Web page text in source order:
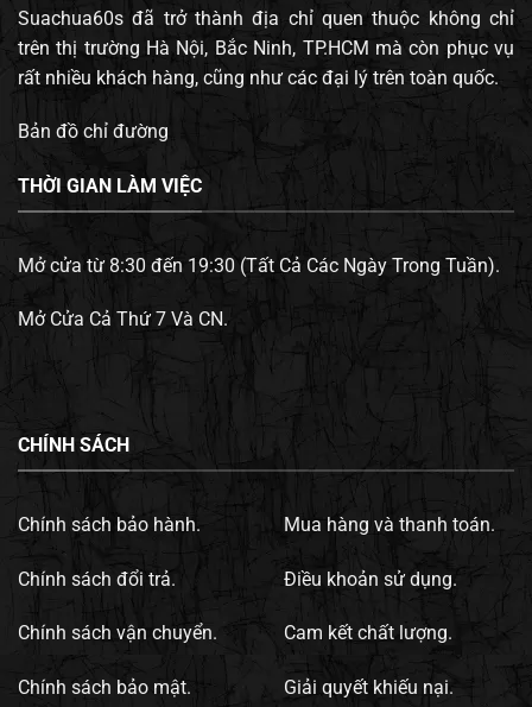
Suachua60s đã trở thành địa chỉ quen thuộc không chỉ
trên thị trường Hà Nội, Bắc Ninh, TP.HCM mà còn phục vụ
rất nhiều khách hàng, cũng như các đại lý trên toàn quốc.
Bản đồ chỉ đường
THỜI GIAN LÀM VIỆC
Mở cửa từ 8:30 đến 19:30 (Tất Cả Các Ngày Trong Tuần).
Mở Cửa Cả Thứ 7 Và CN.
CHÍNH SÁCH
Chính sách bảo hành.
Chính sách đổi trả.
Chính sách vận chuyển.
Chính sách bảo mật.
Mua hàng và thanh toán.
Điều khoản sử dụng.
Cam kết chất lượng.
Giải quyết khiếu nại.